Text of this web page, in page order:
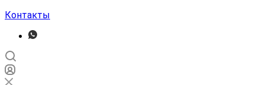
Контакты